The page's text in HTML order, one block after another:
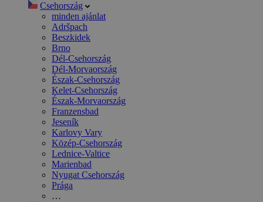
Csehország
minden ajánlat
Adršpach
Beszkidek
Brno
Dél-Csehország
Dél-Morvaország
Észak-Csehország
Kelet-Csehország
Észak-Morvaország
Franzensbad
Jeseník
Karlovy Vary
Közép-Csehország
Lednice-Valtice
Marienbad
Nyugat Csehország
Prága
…